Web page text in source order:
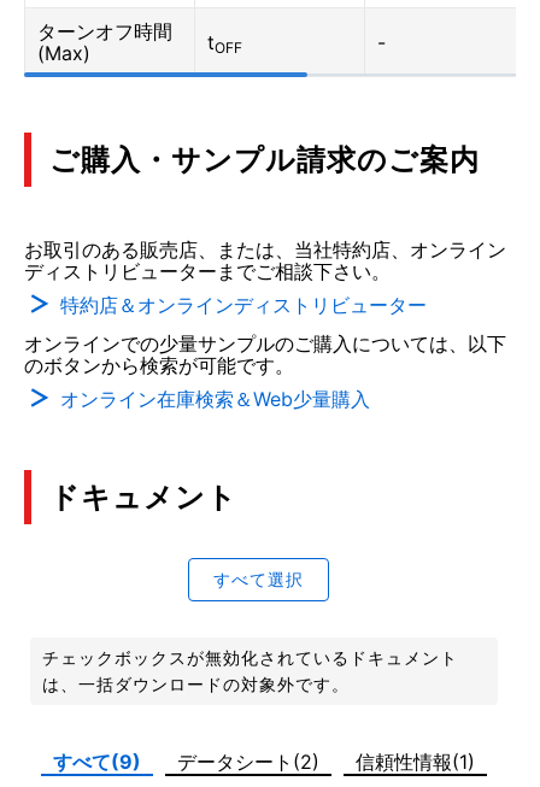
ターンオフ時間
(Max)
tOFF -
ご購入・サンプル請求のご案内
お取引のある販売店、または、当社特約店、オンライン
ディストリビューターまでご相談下さい。
特約店＆オンラインディストリビューター
オンラインでの少量サンプルのご購入については、以下
のボタンから検索が可能です。
オンライン在庫検索＆Web少量購入
ドキュメント
すべて選択
チェックボックスが無効化されているドキュメント
は、一括ダウンロードの対象外です。
すべて(9) データシート(2)
信頼性情報(1)